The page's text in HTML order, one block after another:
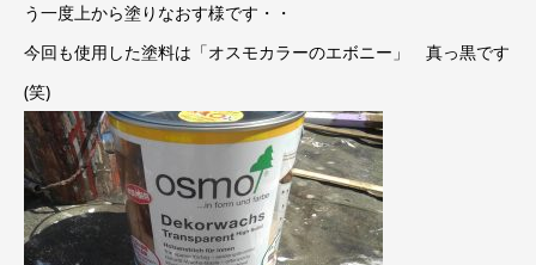
う一度上から塗りなおす様です・・
今回も使用した塗料は「オスモカラーのエボニー」 真っ黒です
(笑)